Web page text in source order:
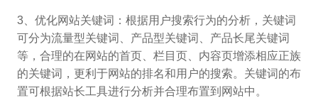
3、优化网站关键词：根据用户搜索行为的分析，关键词
可分为流量型关键词、产品型关键词、产品长尾关键词
等，合理的在网站的首页、栏目页、内容页增添相应正族
的关键词，更利于网站的排名和用户的搜索。关键词的布
置可根据站长工具进行分析并合理布置到网站中。